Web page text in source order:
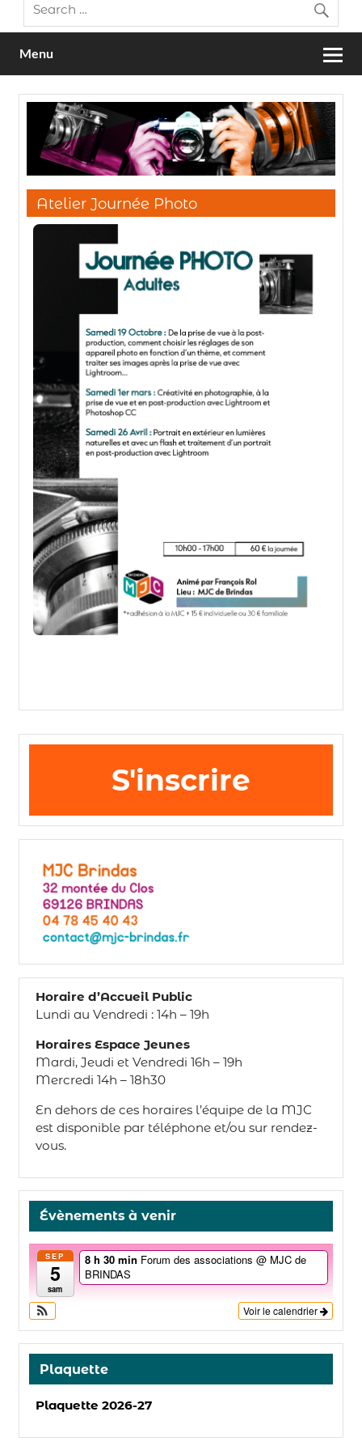
Menu
Atelier Journée Photo
S'inscrire
Horaire d’Accueil Public
Lundi au Vendredi : 14h – 19h
Horaires Espace Jeunes
Mardi, Jeudi et Vendredi 16h – 19h
Mercredi 14h – 18h30
En dehors de ces horaires l’équipe de la MJC
est disponible par téléphone et/ou sur rendez-
vous.
Évènements à venir
SEP
5
sam
8 h 30 min Forum des associations @ MJC de
BRINDAS
Voir le calendrier
Plaquette
Plaquette 2026-27